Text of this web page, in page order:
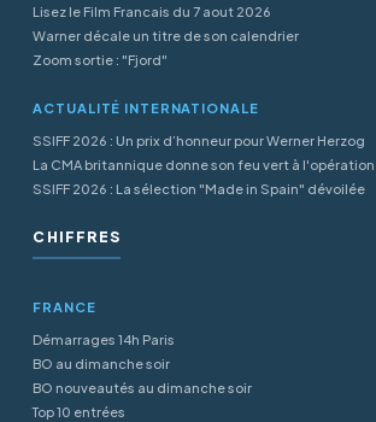
Lisez le Film Francais du 7 aout 2026
Warner décale un titre de son calendrier
Zoom sortie : "Fjord"
ACTUALITÉ INTERNATIONALE
SSIFF 2026 : Un prix d’honneur pour Werner Herzog
La CMA britannique donne son feu vert à
SSIFF 2026 : La sélection "Made in Spain" dévoilée
CHIFFRES
FRANCE
Démarrages 14h Paris
BO au dimanche soir
BO nouveautés au dimanche soir
Top 10 entrées